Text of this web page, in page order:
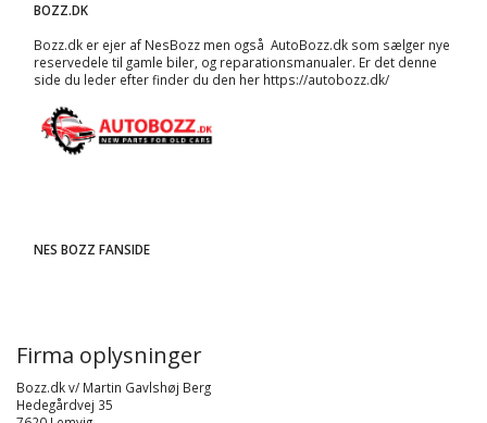
BOZZ.DK
Bozz.dk er ejer af NesBozz men også AutoBozz.dk som sælger nye
reservedele til gamle biler, og reparationsmanualer. Er det denne
side du leder efter finder du den her https://autobozz.dk/
NES BOZZ FANSIDE
Firma oplysninger
Bozz.dk v/ Martin Gavlshøj Berg
Hedegårdvej 35